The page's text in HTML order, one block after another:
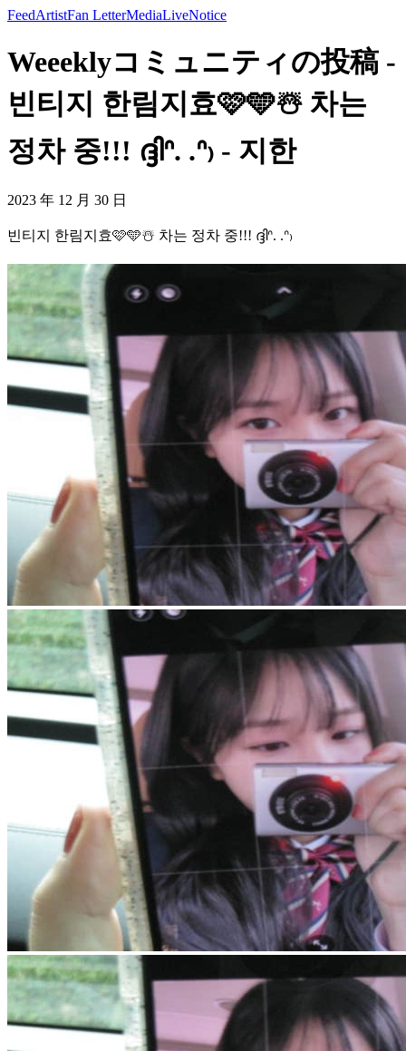
FeedArtistFan LetterMediaLiveNotice
Weeeklyコミュニティの投稿 -
빈티지 한림지효🩷🩵☃️ 차는
정차 중!!! ദ്ദിᐢ. .ᐢ₎ - 지한
2023 年 12 月 30 日
빈티지 한림지효🩷🩵☃️ 차는 정차 중!!! ദ്ദിᐢ. .ᐢ₎